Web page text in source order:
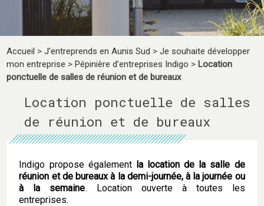
Accueil >J’entreprends en Aunis Sud >Je souhaite développer
mon entreprise >Pépinière d’entreprises Indigo > Location
ponctuelle de salles de réunion et de bureaux
Location ponctuelle de salles
de réunion et de bureaux
Indigo propose également la location de la salle de
réunion et de bureaux à la demi-journée, à la journée ou
à la semaine. Location ouverte à toutes les
entreprises.